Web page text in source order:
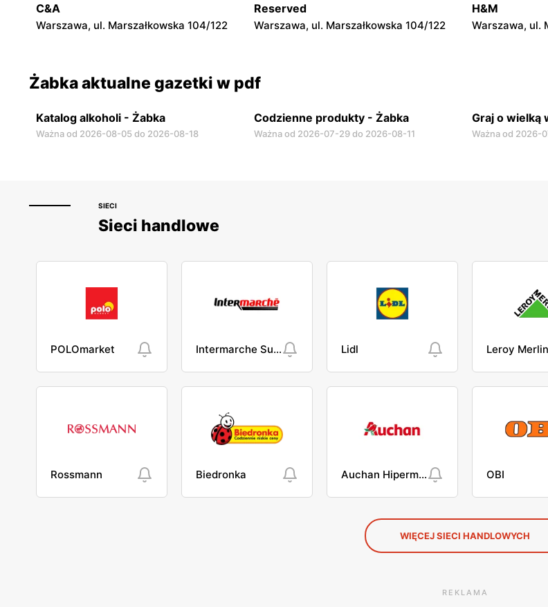
C&A
Warszawa, ul. Marszałkowska 104/122
Reserved
Warszawa, ul. Marszałkowska 104/122
H&M
Warszawa, ul.
Żabka aktualne gazetki w pdf
Katalog alkoholi - Żabka
Ważna od 2026-08-05 do 2026-08-18
Codzienne produkty - Żabka
Ważna od 2026-07-29 do 2026-08-11
Graj o wielką
Ważna od 2026-
SIECI
Sieci handlowe
POLOmarket Intermarche Super Lidl Leroy Merlin
Rossmann Biedronka Auchan Hipermarket OBI
WIĘCEJ SIECI HANDLOWYCH
REKLAMA